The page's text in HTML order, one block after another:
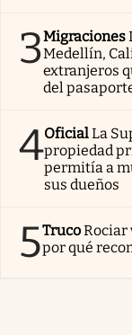
3Migraciones
Medellín,
extranjeros
del
4OficialLa
propiedad
permitía a
sus dueños
5TrucoRociar
por qué